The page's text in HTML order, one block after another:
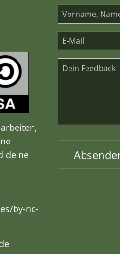
deine
by-nc-